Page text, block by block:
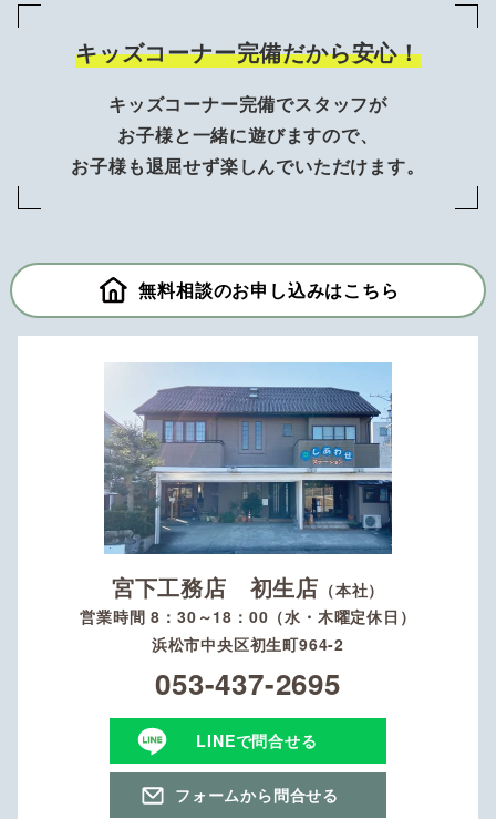
キッズコーナー完備だから安心！
キッズコーナー完備でスタッフが
お子様と一緒に遊びますので、
お子様も退屈せず楽しんでいただけます。
無料相談のお申し込みはこちら
宮下工務店 初生店 （本社）
営業時間 8：30～18：00（水・木曜定休日）
浜松市中央区初生町964-2
053-437-2695
LINEで問合せる
フォームから問合せる